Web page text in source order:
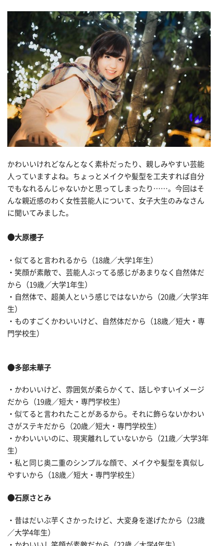
かわいいけれどなんとなく素朴だったり、親しみやすい芸能
人っていますよね。ちょっとメイクや髪型を工夫すれば自分
でもなれるんじゃないかと思ってしまったり……。今回はそ
んな親近感のわく女性芸能人について、女子大生のみなさん
に聞いてみました。
●大原櫻子
・似てると言われるから（18歳／大学1年生）
・笑顔が素敵で、芸能人ぶってる感じがあまりなく自然体だ
から（19歳／大学1年生）
・自然体で、超美人という感じではないから（20歳／大学3年
生）
・ものすごくかわいいけど、自然体だから（18歳／短大・専
門学校生）
●多部未華子
・かわいいけど、雰囲気が柔らかくて、話しやすいイメージ
だから（19歳／短大・専門学校生）
・似てると言われたことがあるから。それに飾らないかわい
さがステキだから（20歳／短大・専門学校生）
・かわいいいのに、現実離れしていないから（21歳／大学3年
生）
・私と同じ奥二重のシンプルな顔で、メイクや髪型を真似し
やすいから（18歳／短大・専門学校生）
●石原さとみ
・昔はだいぶ芋くさかったけど、大変身を遂げたから（23歳
／大学4年生）